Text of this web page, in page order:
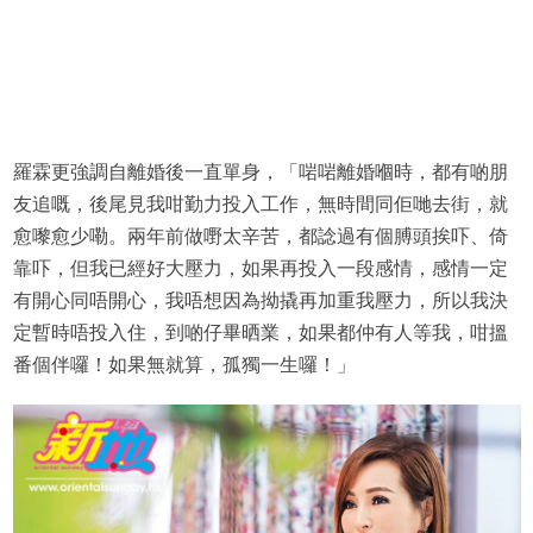
羅霖更強調自離婚後一直單身，「啱啱離婚嗰時，都有啲朋
友追嘅，後尾見我咁勤力投入工作，無時間同佢哋去街，就
愈嚟愈少嘞。兩年前做嘢太辛苦，都諗過有個膊頭挨吓、倚
靠吓，但我已經好大壓力，如果再投入一段感情，感情一定
有開心同唔開心，我唔想因為拗撬再加重我壓力，所以我決
定暫時唔投入住，到啲仔畢晒業，如果都仲有人等我，咁搵
番個伴囉！如果無就算，孤獨一生囉！」